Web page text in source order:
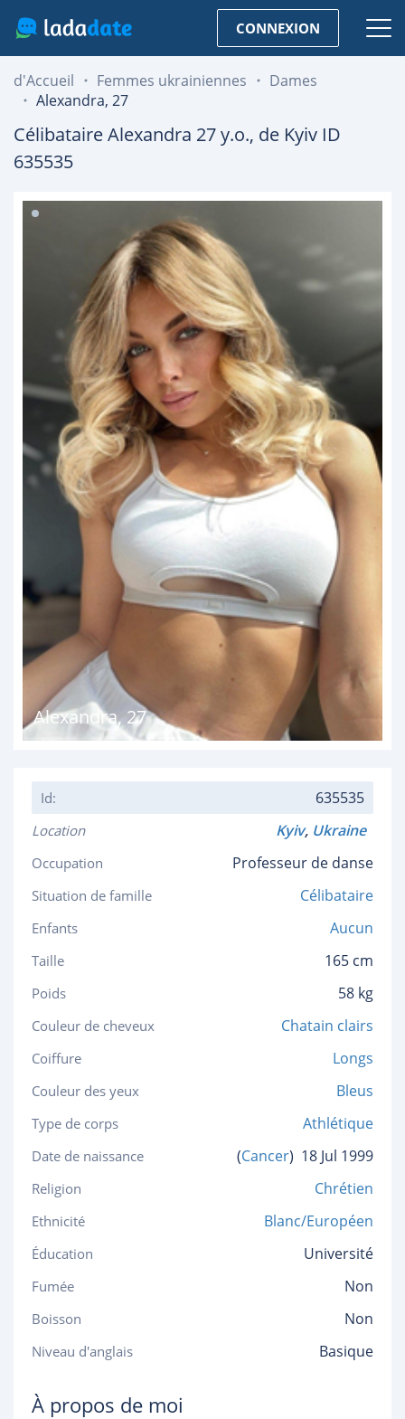
CONNEXION
d'Accueil Femmes ukrainiennes
Dames
Alexandra, 27
CélibataireAlexandra 27y.o., de Kyiv ID
635535
Alexandra,27
Id: 635535
Location Kyiv, Ukraine
Occupation Professeur de danse
Situation de famille Célibataire
Enfants Aucun
Taille 165 cm
Poids 58 kg
Couleur de cheveux Chatain clairs
Coiffure Longs
Couleur des yeux Bleus
Type de corps Athlétique
Date de naissance (Cancer) 18 Jul 1999
Religion Chrétien
Ethnicité Blanc/Européen
Éducation Université
Fumée Non
Boisson Non
Niveau d'anglais Basique
À propos de moi